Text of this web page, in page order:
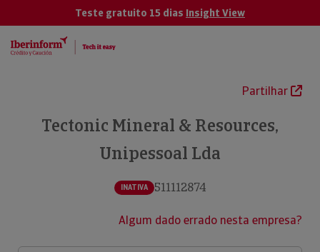
Teste gratuito 15 dias Insight View
Partilhar
Tectonic Mineral & Resources,
Unipessoal Lda
INATIVA 511112874
Algum dado errado nesta empresa?